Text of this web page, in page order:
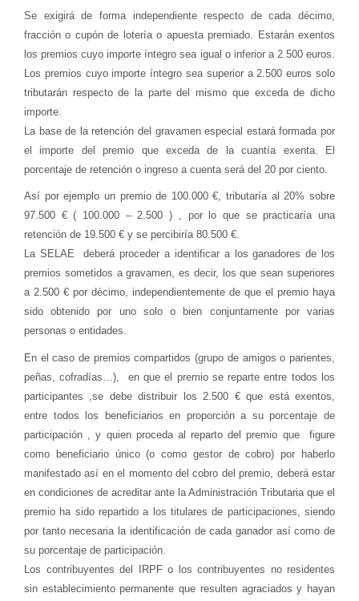
Se exigirá de forma independiente respecto de cada décimo,
fracción o cupón de lotería o apuesta premiado. Estarán exentos
los premios cuyo importe íntegro sea igual o inferior a 2.500 euros.
Los premios cuyo importe íntegro sea superior a 2.500 euros solo
tributarán respecto de la parte del mismo que exceda de dicho
importe.
La base de la retención del gravamen especial estará formada por
el importe del premio que exceda de la cuantía exenta.
El
porcentaje de retención o ingreso a cuenta será del 20 por ciento.
Así por ejemplo un premio de 100.000 €, tributaría al 20% sobre
97.500 € ( 100.000 – 2.500 ) , por lo que se practicaría una
retención de 19.500 € y se percibiría 80.500 €.
La SELAE deberá proceder a identificar a los ganadores de los
premios sometidos a gravamen, es decir, los que sean superiores
a 2.500 € por décimo, independientemente de que el premio haya
sido obtenido por uno solo o bien conjuntamente por varias
personas o entidades.
En el caso de premios compartidos (grupo de amigos o parientes,
peñas, cofradías…), en que el premio se reparte entre todos los
participantes ,se debe distribuir los 2.500 € que está exentos,
entre todos los beneficiarios en proporción a su porcentaje de
participación , y quien proceda al reparto del premio que figure
como beneficiario único (o como gestor de cobro) por haberlo
manifestado así en el momento del cobro del premio, deberá estar
en condiciones de acreditar ante la Administración Tributaria que el
premio ha sido repartido a los titulares de participaciones, siendo
por tanto necesaria la identificación de cada ganador así como de
su porcentaje de participación.
Los contribuyentes del IRPFo los contribuyentes no residentes
sin establecimiento permanenteque resulten agraciados y hayan